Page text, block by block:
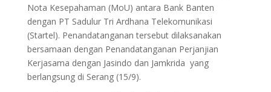
Nota Kesepahaman (MoU) antara Bank Banten
dengan PT Sadulur Tri Ardhana Telekomunikasi
(Startel). Penandatanganan tersebut dilaksanakan
bersamaan dengan Penandatanganan Perjanjian
Kerjasama dengan Jasindo dan Jamkrida yang
berlangsung di Serang (15/9).